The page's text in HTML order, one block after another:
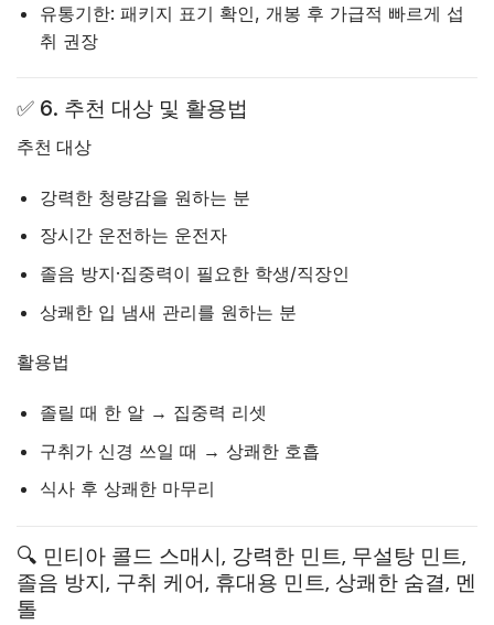
유통기한: 패키지 표기 확인, 개봉 후 가급적 빠르게 섭
취 권장
✅ 6. 추천 대상 및 활용법
추천 대상
강력한 청량감을 원하는 분
장시간 운전하는 운전자
졸음 방지·집중력이 필요한 학생/직장인
상쾌한 입 냄새 관리를 원하는 분
활용법
졸릴 때 한 알 → 집중력 리셋
구취가 신경 쓰일 때 → 상쾌한 호흡
식사 후 상쾌한 마무리
🔍 민티아 콜드 스매시, 강력한 민트, 무설탕 민트,
졸음 방지, 구취 케어, 휴대용 민트, 상쾌한 숨결, 멘
톨